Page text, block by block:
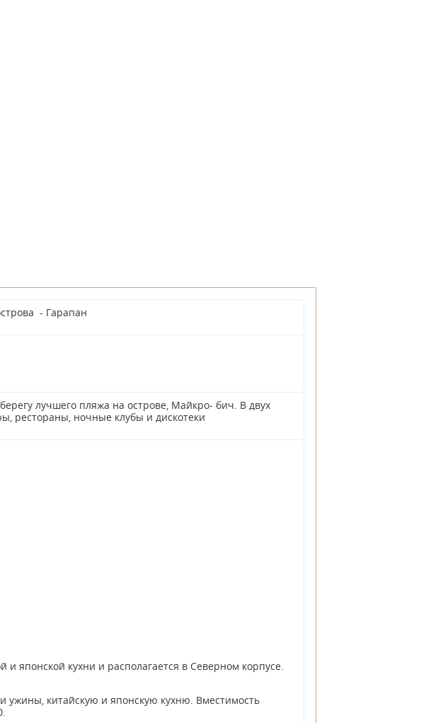
- Гарапан
лучшего пляжа на острове, Майкро- бич. В двух
рестораны, ночные клубы и дискотеки
и японской кухни и располагается в Северном корпусе.
ужины, китайскую и японскую кухню. Вместимость